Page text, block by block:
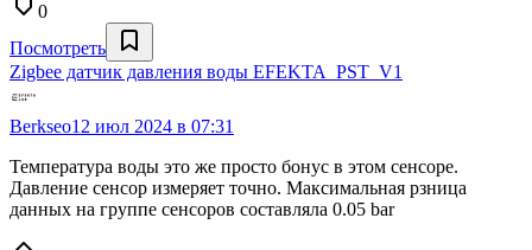
0
Посмотреть
Zigbee датчик давления воды EFEKTA_PST_V1
Berkseo12 июл 2024 в 07:31
Температура воды это же просто бонус в этом сенсоре.
Давление сенсор измеряет точно. Максимальная рзница
данных на группе сенсоров составляла 0.05 bar